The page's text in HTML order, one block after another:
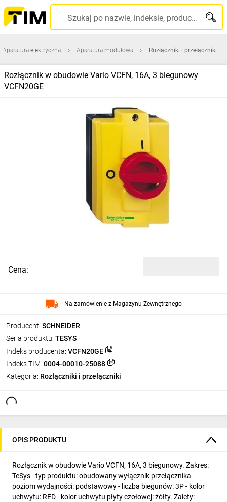
Szukaj po nazwie, indeksie, producencie, kodzie kreskowym...
Aparatura elektryczna Aparatura modułowa Rozłączniki i przełączniki
Rozłącznik w obudowie Vario VCFN, 16A, 3 biegunowy
VCFN20GE
Producent: SCHNEIDER
Seria produktu: TESYS
Indeks producenta: VCFN20GE
Indeks TIM: 0004-00010-25088
Kategoria: Rozłączniki i przełączniki
Cena:
Na zamówienie z Magazynu Zewnętrznego
OPIS PRODUKTU
Rozłącznik w obudowie Vario VCFN, 16A, 3 biegunowy. Zakres:
TeSys - typ produktu: obudowany wyłącznik przełącznika -
poziom wydajności: podstawowy - liczba biegunów: 3P - kolor
uchwytu: RED - kolor uchwytu płyty czołowej: żółty. Zalety: